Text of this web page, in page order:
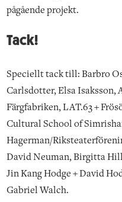
pågående projekt.
Tack!
Speciellt tack till: Barbro
Carlsdotter, Elsa Isaksson,
Färgfabriken, LAT.63 +
Cultural School of
Hagerman/
David Neuman, Birgitta
Jin Kang Hodge + David
Gabriel Walch.